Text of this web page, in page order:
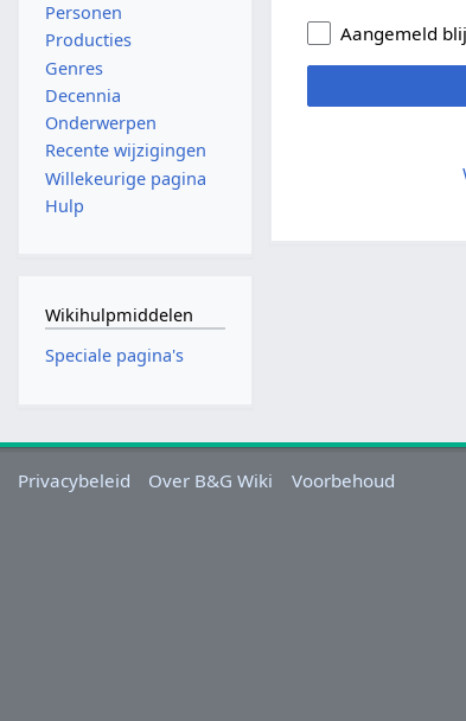
Aangemeld
Personen
Producties
Genres
Decennia
Onderwerpen
Recente wijzigingen
Willekeurige pagina
Hulp
Wikihulpmiddelen
Speciale pagina's
Privacybeleid Over B&G Wiki Voorbehoud